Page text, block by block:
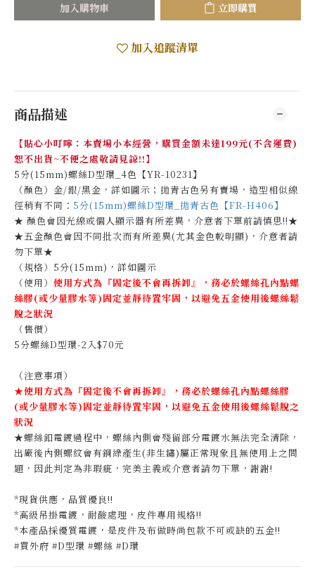
加入購物車 立即購買
加入追蹤清單
商品描述
【貼心小叮嚀：本賣場小本經營，購買金額未達199元(不含運費)
恕不出貨~不便之處敬請見諒!!】
5分(15mm)螺絲D型環_4色【YR-10231】
（顏色）金/銀/黑金，詳如圖示；拋青古色另有賣場，造型相似線
徑稍有不同： 5分(15mm)螺絲D型環_拋青古色【FR-H406】
★ 顏色會因光線或個人顯示器有所差異，介意者下單前請慎思!!★
★五金顏色會因不同批次而有所差異(尤其金色較明顯)，介意者請
勿下單★
（規格）5分(15mm)，詳如圖示
（使用） 使用方式為『固定後不會再拆卸』， 務必於螺絲孔內點螺
絲膠(或少量膠水等)固定並靜待置牢固， 以避免五金使用後螺絲鬆
脫之狀況
（售價）
5分螺絲D型環-2入$70元
（注意事項）
★使用方式為『固定後不會再拆卸』， 務必於螺絲孔內點螺絲膠
(或少量膠水等)固定並靜待置牢固， 以避免五金使用後螺絲鬆脫之
狀況
★螺絲釦電鍍過程中，螺絲內側會殘留部分電鍍水無法完全清除，
出廠後內側螺紋會有銅綠產生(非生鏽)屬正常現象且無使用上之問
題，因此判定為非瑕疵，完美主義或介意者請勿下單，謝謝!
*現貨供應，品質優良!!
*高級吊掛電鍍，耐酸處理，皮件專用規格!!
*本產品採優質電鍍，是皮件及布做時尚包款不可或缺的五金!!
#買外府 #D型環 #螺絲 #D環